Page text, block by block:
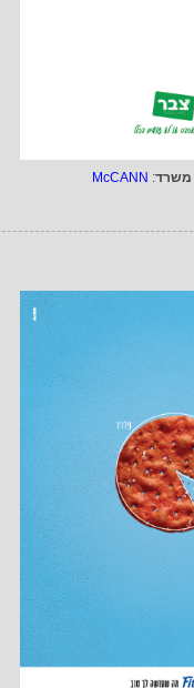
משרד:
McCANN